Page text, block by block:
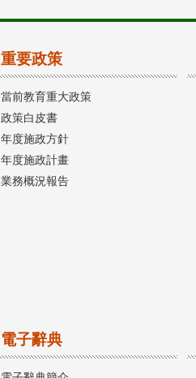
重要政策
當前教育重大政策
政策白皮書
年度施政方針
年度施政計畫
業務概況報告
電子辭典